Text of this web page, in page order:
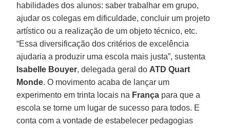
habilidades dos alunos: saber trabalhar em grupo,
ajudar os colegas em dificuldade, concluir um projeto
artístico ou a realização de um objeto técnico, etc.
“Essa diversificação dos critérios de excelência
ajudaria a produzir uma escola mais justa”, sustenta
Isabelle Bouyer, delegada geral do ATD Quart
Monde. O movimento acaba de lançar um
experimento em trinta locais na França para que a
escola se torne um lugar de sucesso para todos. E
conta com a vontade de estabelecer pedagogias